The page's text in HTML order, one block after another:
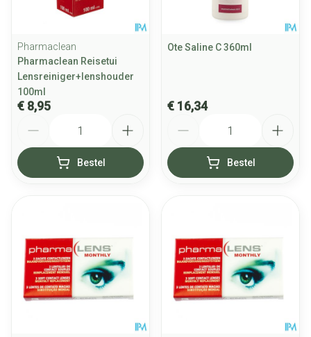
Pharmaclean
Pharmaclean Reisetui
Lensreiniger+lenshouder
100ml
€ 8,95
Bestel
Ote Saline C 360ml
€ 16,34
Bestel